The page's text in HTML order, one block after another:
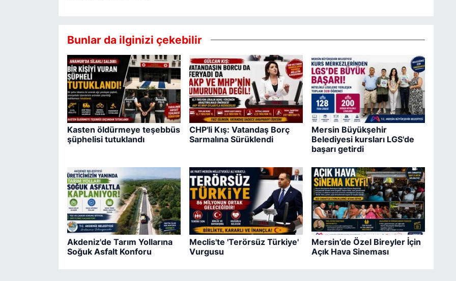
Bunlar da ilginizi çekebilir
Kasten öldürmeye teşebbüs
şüphelisi tutuklandı
CHP'li Kış: Vatandaş Borç
Sarmalına Sürüklendi
Mersin Büyükşehir
Belediyesi kursları LGS'de
başarı getirdi
Akdeniz'de Tarım Yollarına
Soğuk Asfalt Konforu
Meclis'te 'Terörsüz Türkiye'
Vurgusu
Mersin’de Özel Bireyler İçin
Açık Hava Sineması